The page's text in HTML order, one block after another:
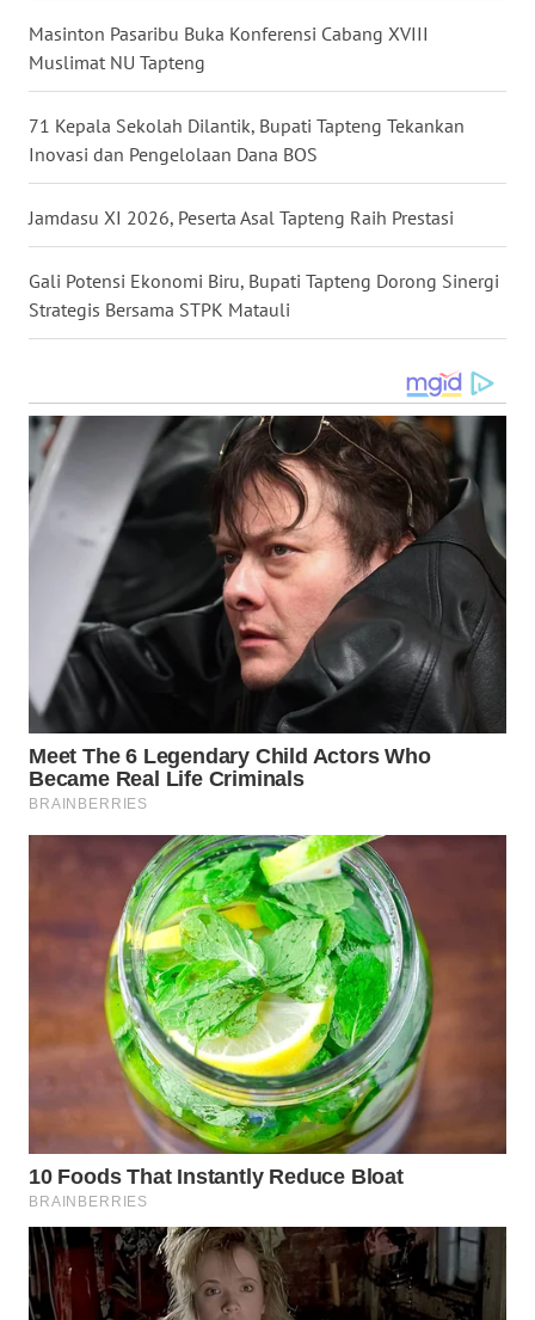
Masinton Pasaribu Buka Konferensi Cabang XVIII
Muslimat NU Tapteng
71 Kepala Sekolah Dilantik, Bupati Tapteng Tekankan
Inovasi dan Pengelolaan Dana BOS
Jamdasu XI 2026, Peserta Asal Tapteng Raih Prestasi
Gali Potensi Ekonomi Biru, Bupati Tapteng Dorong Sinergi
Strategis Bersama STPK Matauli
WN
NTB
WN
SULTENG
WN
SULBAR
WN
BABEL
WN
SUMBAR
SUMSEL
WN
BENGKULU
WN
LAMPUNG
WN
JATENG
WN
NUSANTARA
WN
JATIM
WN
BALI
WN
WN
KALTENG